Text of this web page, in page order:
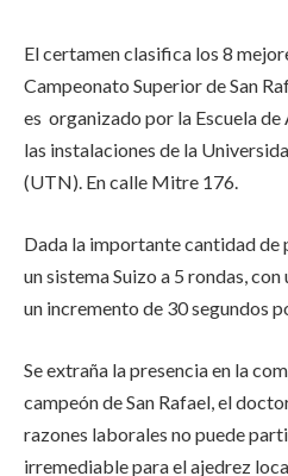
El certamen clasifica los 8
Campeonato Superior de San
es organizado por la Escuela
las instalaciones de la
(UTN). En calle Mitre 176.
Dada la importante cantidad de
un sistema Suizo a 5 rondas,
un incremento de 30 segundos
Se extraña la presencia en la
campeón de San Rafael, el
razones laborales no puede
irremediable para el ajedrez